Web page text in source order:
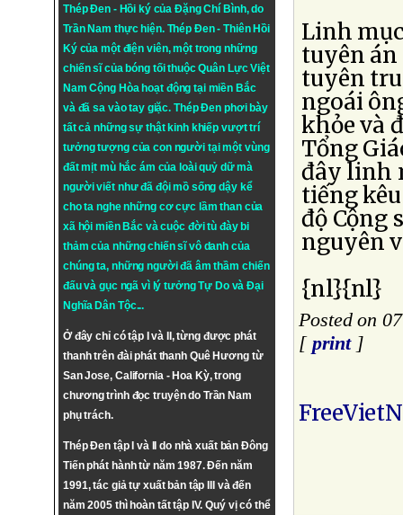
Thép Đen - Hồi ký của Đặng Chí Bình, do
Trần Nam thực hiện. Thép Đen- Thiên Hồi
Ký của một điện viên, một trong những
chiến sĩ của bóng tối thuộc Quân Lực Việt
Nam Cộng Hòa hoạt động tại miền Bắc
và đã sa vào tay giặc. Thép Đen phơi bày
tất cả những sự thật kinh khiếp vượt trí
tưởng tượng của con người tại một vùng
đất mịt mù hắc ám của loài quỷ dữ mà
người viết như đã đội mồ sống dậy kể
cho ta nghe những cơ cực lầm than của
xã hội miền Bắc và cuộc đời tù đày bi
thảm của những chiến sĩ vô danh của
chúng ta, những người đã âm thầm chiến
đấu và gục ngã vì lý tưởngTự DovàĐại
Nghĩa Dân Tộc...
Ở đây chỉ có tập I và II, từng được phát
thanh trên đài phát thanh Quê Hương từ
San Jose, California - Hoa Kỳ, trong
chương trình đọc truyện do Trần Nam
phụ trách.
Thép Đen tập I và II do nhà xuất bản Đông
Tiến phát hành từ năm 1987. Đến năm
1991, tác giả tự xuất bản tập III và đến
năm 2005 thì hoàn tất tập IV. Quý vị có thể
Linh
tuyên án
tuyên
ngoái
khỏe và
Tổng
đây linh
tiếng
độ Cộng
nguyên
{nl}{nl}
Posted on
[ print]